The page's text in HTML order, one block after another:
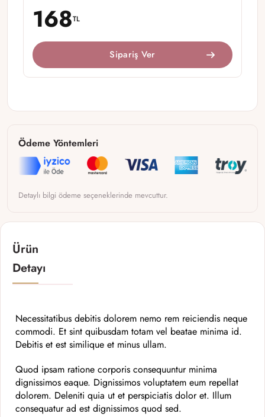
168TL
Sipariş Ver
Ödeme Yöntemleri
Detaylı bilgi ödeme seçeneklerinde mevcuttur.
Ürün
Detayı
Necessitatibus debitis dolorem nemo rem reiciendis neque
commodi. Et sint quibusdam totam vel beatae minima id.
Debitis et est similique et minus ullam.
Quod ipsam ratione corporis consequuntur minima
dignissimos eaque. Dignissimos voluptatem eum repellat
dolorem. Deleniti quia ut et perspiciatis dolor et. Illum
consequatur ad est dignissimos quod sed.